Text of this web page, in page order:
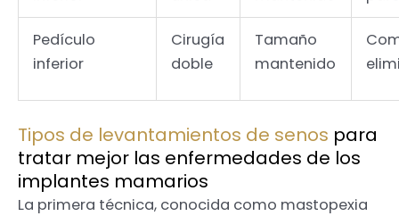
Pedículo
inferior
Cirugía
doble
Tamaño
mantenido
Tipos de levantamientos de senos para
tratar mejor las enfermedades de los
implantes mamarios
La primera técnica, conocida como mastopexia